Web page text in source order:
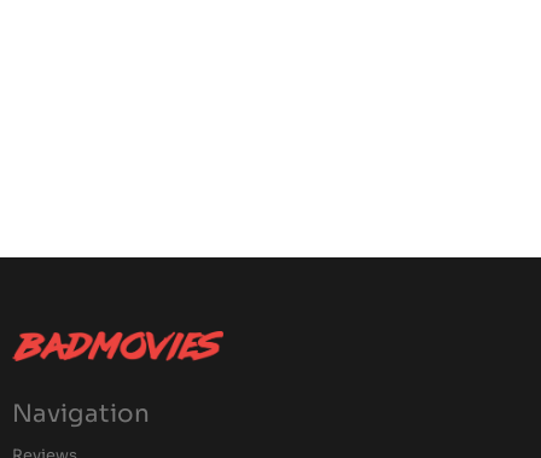
Navigation